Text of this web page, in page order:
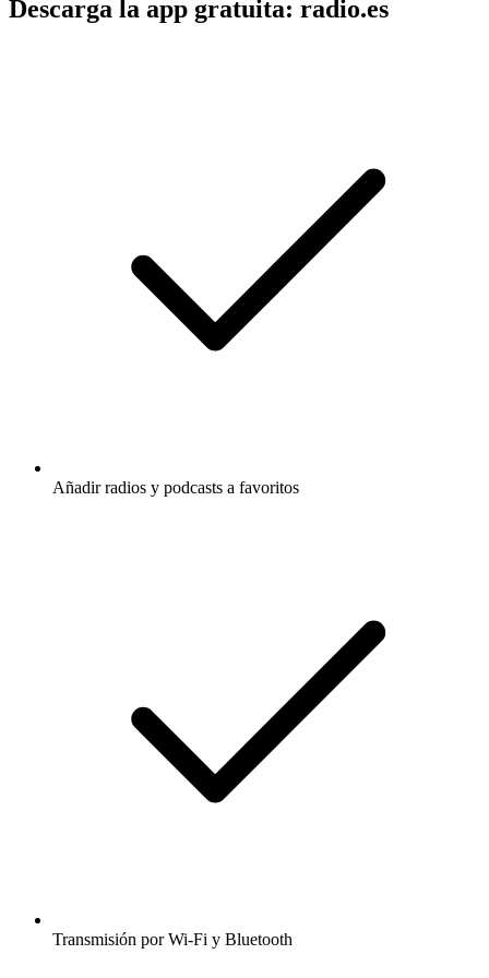
Descarga la app gratuita: radio.es
Añadir radios y podcasts a favoritos
Transmisión por Wi-Fi y Bluetooth